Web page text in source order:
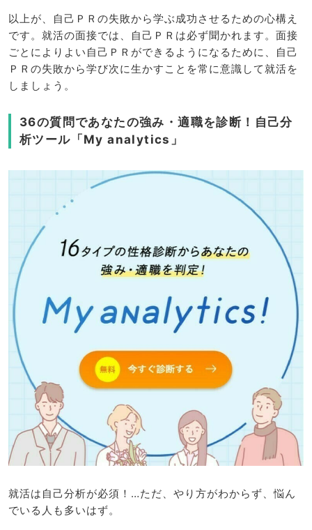
以上が、自己ＰＲの失敗から学ぶ成功させるための心構え
です。就活の面接では、自己ＰＲは必ず聞かれます。面接
ごとによりよい自己ＰＲができるようになるために、自己
ＰＲの失敗から学び次に生かすことを常に意識して就活を
しましょう。
36の質問であなたの強み・適職を診断！自己分
析ツール「My analytics」
就活は自己分析が必須！…ただ、やり方がわからず、悩ん
でいる人も多いはず。